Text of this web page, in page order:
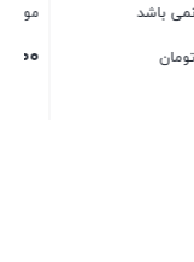
موجود در انبار
۱۴,۶۴۰,۰۰۰